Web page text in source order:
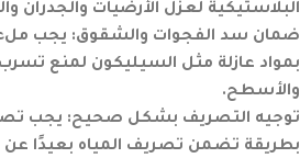
البلاستيكية لعزل الأرضيات والجدران
ضمان سد الفجوات والشقوق: يجب
بمواد عازلة مثل السيليكون لمنع تسرب
والأسطح.
توجيه التصريف بشكل صحيح: يجب
بطريقة تضمن تصريف المياه بعيدًا